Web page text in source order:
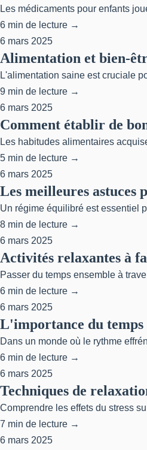
Les médicaments pour enfants
6 min de lecture →
6 mars 2025
Alimentation et bien-
L'alimentation saine est cruciale
9 min de lecture →
6 mars 2025
Comment établir de
Les habitudes alimentaires
5 min de lecture →
6 mars 2025
Les meilleures astuces
Un régime équilibré est essentiel
8 min de lecture →
6 mars 2025
Activités relaxantes à
Passer du temps ensemble à
6 min de lecture →
6 mars 2025
L'importance du temps
Dans un monde où le rythme
6 min de lecture →
6 mars 2025
Techniques de
Comprendre les effets du stress
7 min de lecture →
6 mars 2025